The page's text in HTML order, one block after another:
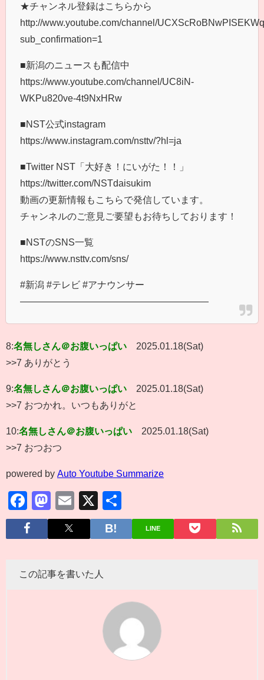
★チャンネル登録はこちらから
http://www.youtube.com/channel/
sub_confirmation=1
■新潟のニュースも配信中
https://www.youtube.com/channel/UC8iN-
WKPu820ve-4t9NxHRw
■NST公式instagram
https://www.instagram.com/nsttv/?hl=ja
■Twitter NST「大好き！にいがた！！」
https://twitter.com/NSTdaisukim
動画の更新情報もこちらで発信しています。
チャンネルのご意見ご要望もお待ちしております！
■NSTのSNS一覧
https://www.nsttv.com/sns/
#新潟 #テレビ #アナウンサー
――――――――――――――――――――
8:名無しさん＠お腹いっぱい
2025.01.18(Sat)
>>7 ありがとう
9:名無しさん＠お腹いっぱい
2025.01.18(Sat)
>>7 おつかれ。いつもありがと
10:名無しさん＠お腹いっぱい
2025.01.18(Sat)
>>7 おつおつ
powered by Auto Youtube Summarize
Facebook
Mastodon
Email
X
有
LINE
この記事を書いた人